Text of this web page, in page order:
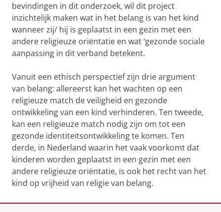
bevindingen in dit onderzoek, wil dit project
inzichtelijk maken wat in het belang is van het kind
wanneer zij/ hij is geplaatst in een gezin met een
andere religieuze oriëntatie en wat ‘gezonde sociale
aanpassing in dit verband betekent.
Vanuit een ethisch perspectief zijn drie argument
van belang: allereerst kan het wachten op een
religieuze match de veiligheid en gezonde
ontwikkeling van een kind verhinderen. Ten tweede,
kan een religieuze match nodig zijn om tot een
gezonde identiteitsontwikkeling te komen. Ten
derde, in Nederland waarin het vaak voorkomt dat
kinderen worden geplaatst in een gezin met een
andere religieuze oriëntatie, is ook het recht van het
kind op vrijheid van religie van belang.